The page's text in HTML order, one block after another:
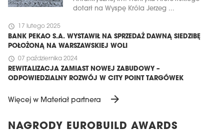
dotarł na Wyspę Króla Jerzeg ...
schedule 17 lutego 2025
BANK PEKAO S.A. WYSTAWIŁ NA SPRZEDAŻ DAWNĄ SIEDZIBĘ
POŁOŻONĄ NA WARSZAWSKIEJ WOLI
schedule 07 października 2024
REWITALIZACJA ZAMIAST NOWEJ ZABUDOWY –
ODPOWIEDZIALNY ROZWÓJ W CITY POINT TARGÓWEK
Więcej w Materiał partnera arrow_forward
NAGRODY EUROBUILD AWARDS